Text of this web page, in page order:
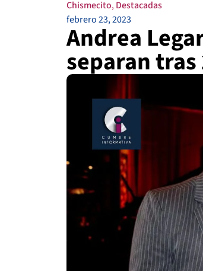
Chismecito,Destacadas
febrero 23, 2023
Andrea
separan tras